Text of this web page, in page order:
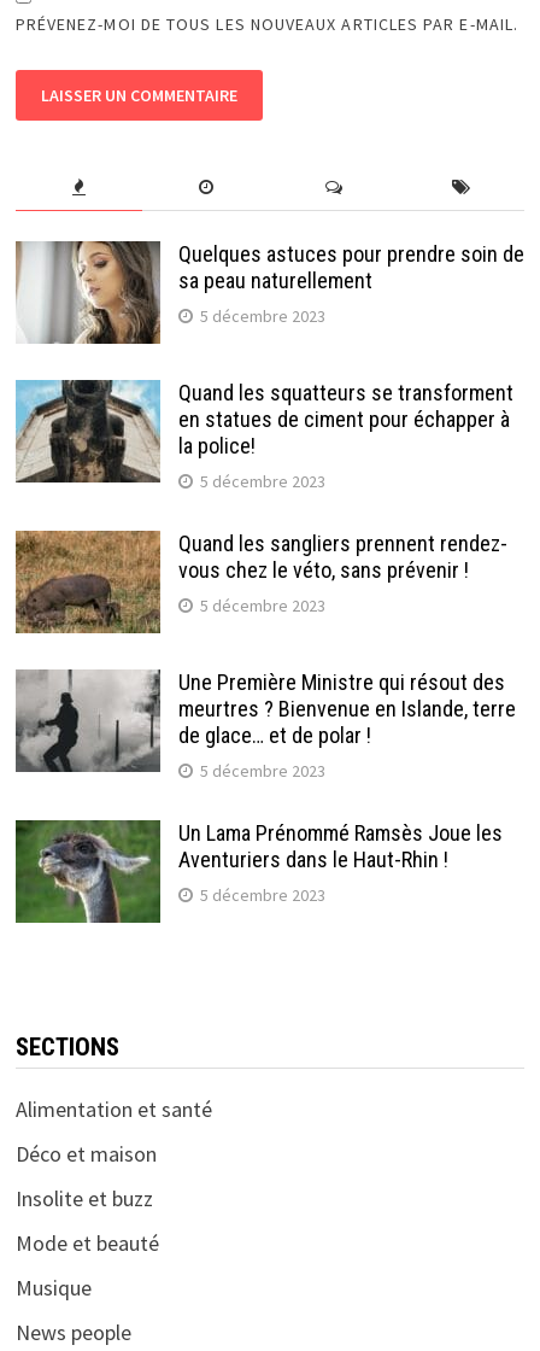
PRÉVENEZ-MOI DE TOUS LES NOUVEAUX ARTICLES PAR E-MAIL.
Quelques astuces pour prendre soin de
sa peau naturellement
5 décembre 2023
Quand les squatteurs se transforment
en statues de ciment pour échapper à
la police!
5 décembre 2023
Quand les sangliers prennent rendez-
vous chez le véto, sans prévenir !
5 décembre 2023
Une Première Ministre qui résout des
meurtres ? Bienvenue en Islande, terre
de glace… et de polar !
5 décembre 2023
Un Lama Prénommé Ramsès Joue les
Aventuriers dans le Haut-Rhin !
5 décembre 2023
SECTIONS
Alimentation et santé
Déco et maison
Insolite et buzz
Mode et beauté
Musique
News people